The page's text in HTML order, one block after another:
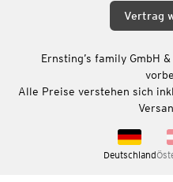
Vertrag
Ernsting’s family GmbH
Alle Preise verstehen sich
Deutschland